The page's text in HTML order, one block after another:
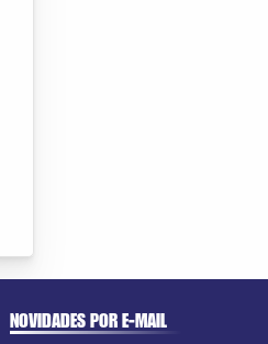
NOVIDADES POR E-MAIL